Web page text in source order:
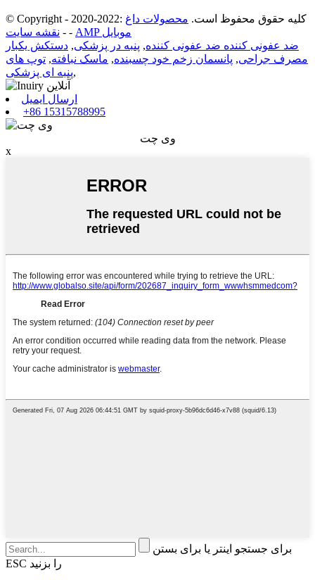
© Copyright - 2020-2022: کلیه حقوق محفوظ است. محصولات داغ
- نقشه سایت -
AMP موبایل
ضد عفونی کننده ضد عفونی کننده, پنبه در پزشکی, دستکش یکبار
مصرف جراحی, پانسمان زخم خود چسبنده, ماسک نبافته, توپ های
پنبه ای پزشکی,
ارسال ایمیل
+86 15315788995
وی چت
x
برای جستجو اینتر یا برای بستن
ESC را بزنید